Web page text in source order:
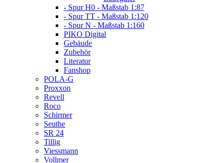
- Spur H0 - Maßstab 1:87
- Spur TT - Maßstab 1:120
- Spur N - Maßstab 1:160
PIKO Digital
Gebäude
Zubehör
Literatur
Fanshop
POLA-G
Proxxon
Revell
Roco
Schirmer
Seuthe
SR 24
Tillig
Viessmann
Vollmer